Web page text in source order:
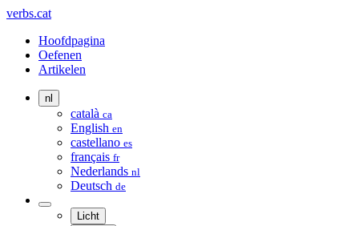
verbs.cat
Hoofdpagina
Oefenen
Artikelen
nl
català ca
English en
castellano es
français fr
Nederlands nl
Deutsch de
Licht